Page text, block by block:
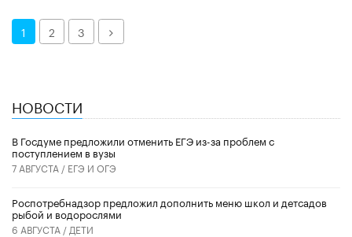
1 2 3 Далее
НОВОСТИ
В Госдуме предложили отменить ЕГЭ из-за проблем с
поступлением в вузы
7 АВГУСТА / ЕГЭ И ОГЭ
Роспотребнадзор предложил дополнить меню школ и детсадов
рыбой и водорослями
6 АВГУСТА / ДЕТИ